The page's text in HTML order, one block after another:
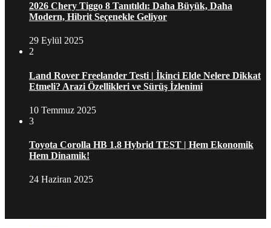
2026 Chery Tiggo 8 Tanıtıldı: Daha Büyük, Daha
Modern, Hibrit Seçenekle Geliyor
29 Eylül 2025
2
Land Rover Freelander Testi | İkinci Elde Nelere Dikkat
Etmeli? Arazi Özellikleri ve Sürüş İzlenimi
10 Temmuz 2025
3
Toyota Corolla HB 1.8 Hybrid TEST | Hem Ekonomik
Hem Dinamik!
24 Haziran 2025